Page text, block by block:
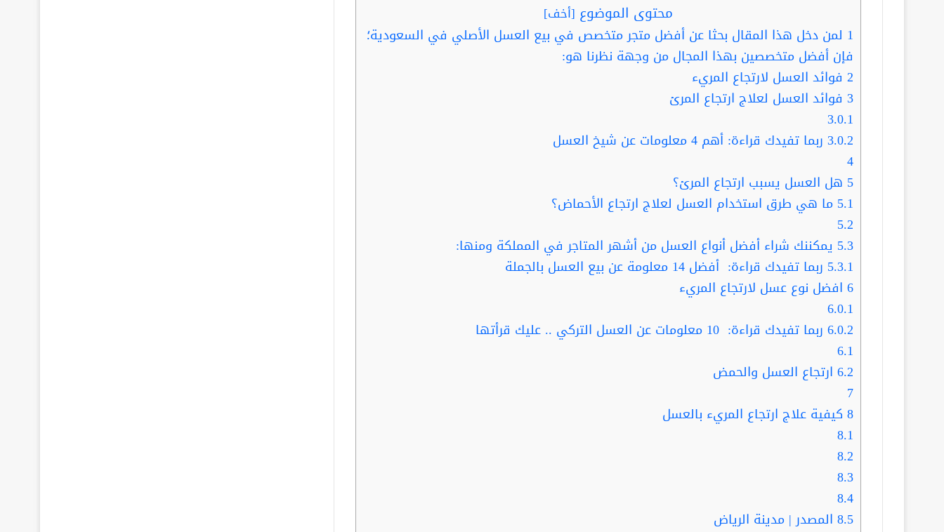
محتوى الموضوع [أخف]
1 لمن دخل هذا المقال بحثا عن أفضل متجر متخصص في بيع العسل الأصلي في السعودية؛
فإن أفضل متخصصين بهذا المجال من وجهة نظرنا هو:
2 فوائد العسل لارتجاع المريء
3 فوائد العسل لعلاج ارتجاع المرئ
3.0.1
3.0.2 ربما تفيدك قراءة: أهم 4 معلومات عن شيخ العسل
4
5 هل العسل يسبب ارتجاع المرئ؟
5.1 ما هي طرق استخدام العسل لعلاج ارتجاع الأحماض؟
5.2
5.3 يمكننك شراء أفضل أنواع العسل من أشهر المتاجر في المملكة ومنها:
5.3.1 ربما تفيدك قراءة: أفضل 14 معلومة عن بيع العسل بالجملة
6 افضل نوع عسل لارتجاع المريء
6.0.1
6.0.2 ربما تفيدك قراءة: 10 معلومات عن العسل التركي .. عليك قرأتها
6.1
6.2 ارتجاع العسل والحمض
7
8 كيفية علاج ارتجاع المريء بالعسل
8.1
8.2
8.3
8.4
8.5 المصدر | مدينة الرياض